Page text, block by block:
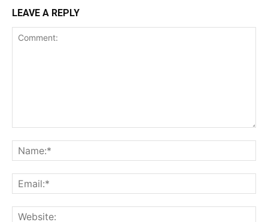
LEAVE A REPLY